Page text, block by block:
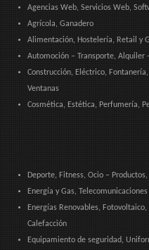
Agencias Web, Servicios Web,
Agrícola, Ganadero
Alimentación, Hostelería, Retail y
Automoción – Transporte, Alquiler
Construcción, Eléctrico,
Ventanas
Cosmética, Estética, Perfumería,
Deporte, Fitness, Ocio –
Energía y Gas, Telecomunicaciones
Energías Renovables,
Calefacción
Equipamiento de seguridad,